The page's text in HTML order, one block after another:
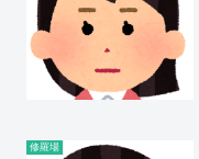
修羅場